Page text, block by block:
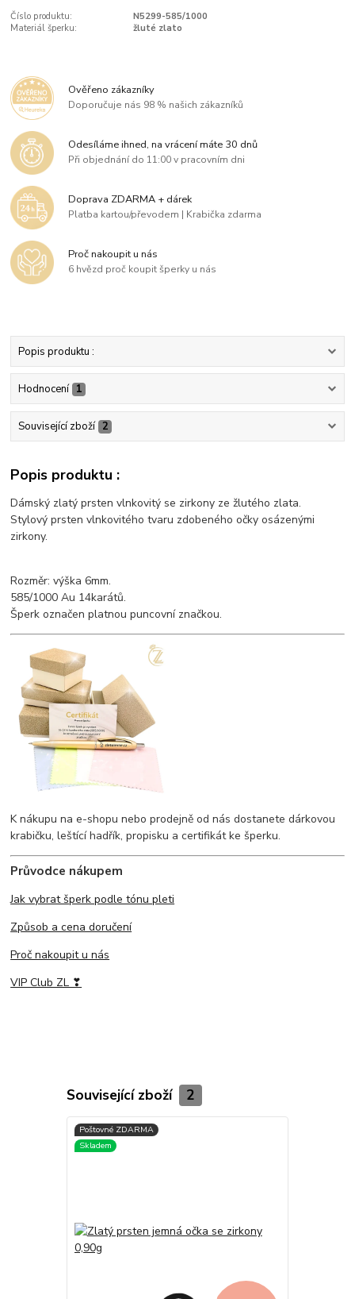
Číslo produktu:
N5299-585/1000
Materiál šperku:
žluté zlato
Ověřeno zákazníky
Doporučuje nás 98 % našich zákazníků
Odesíláme ihned, na vrácení máte 30 dnů
Při objednání do 11:00 v pracovním dni
Doprava ZDARMA + dárek
Platba kartou/převodem | Krabička zdarma
Proč nakoupit u nás
6 hvězd proč koupit šperky u nás
Popis produktu :
Hodnocení 1
Související zboží 2
Popis produktu :
Dámský zlatý prsten vlnkovitý se zirkony ze žlutého zlata.
Stylový prsten vlnkovitého tvaru zdobeného očky osázenými
zirkony.
Rozměr: výška 6mm.
585/1000 Au 14karátů.
Šperk označen platnou puncovní značkou.
K nákupu na e-shopu nebo prodejně od nás dostanete dárkovou
krabičku, leštící hadřík, propisku a certifikát ke šperku.
Průvodce nákupem
Jak vybrat šperk podle tónu pleti
Způsob a cena doručení
Proč nakoupit u nás
VIP Club ZL ❣
Související zboží 2